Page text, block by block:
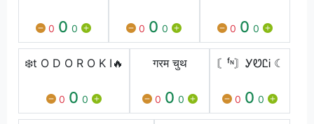
0 0 0 0 0 0 0 0 0
❄️t O D O R O K I🔥
0 0 0
गरम चुथ
0 0 0
〘ᶠᶰ〙ᎩᏬᏝᎥ ☾
0 0 0